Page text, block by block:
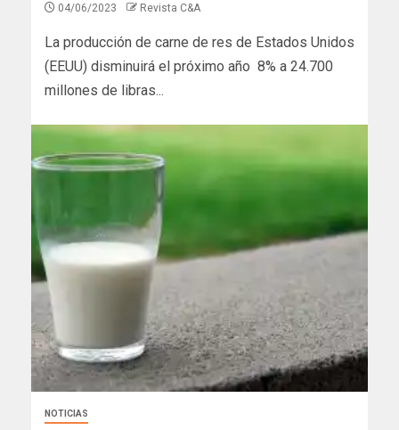
04/06/2023 Revista C&A
La producción de carne de res de Estados Unidos
(EEUU) disminuirá el próximo año 8% a 24.700
millones de libras...
NOTICIAS